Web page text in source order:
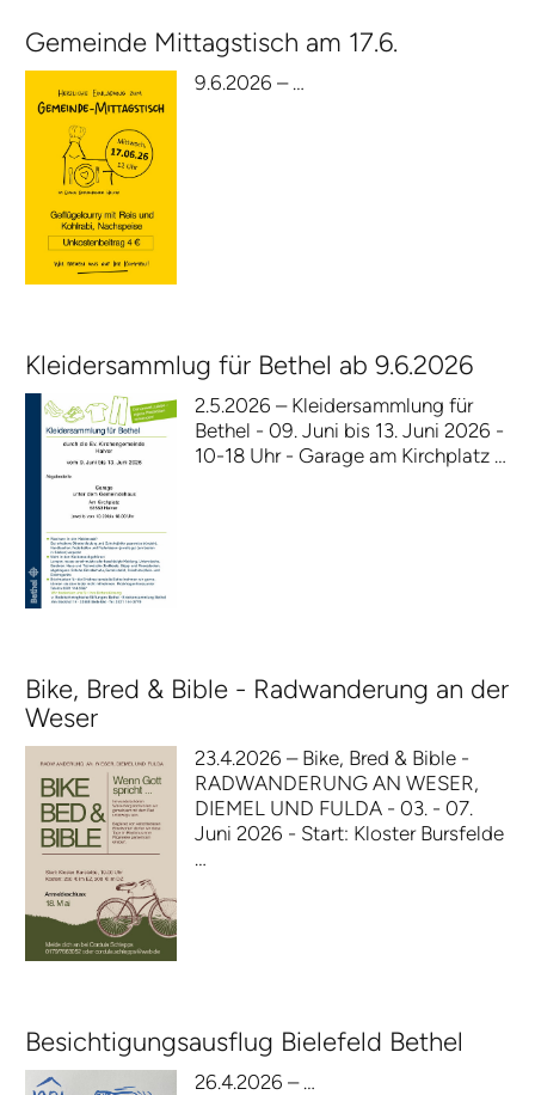
Gemeinde Mittagstisch am 17.6.
9.6.2026 – …
Kleidersammlug für Bethel ab 9.6.2026
2.5.2026 – Kleidersammlung für
Bethel - 09. Juni bis 13. Juni 2026 -
10-18 Uhr - Garage am Kirchplatz …
Bike, Bred & Bible - Radwanderung an der
Weser
23.4.2026 – Bike, Bred & Bible -
RADWANDERUNG AN WESER,
DIEMEL UND FULDA - 03. - 07.
Juni 2026 - Start: Kloster Bursfelde
…
Besichtigungsausflug Bielefeld Bethel
26.4.2026 – …